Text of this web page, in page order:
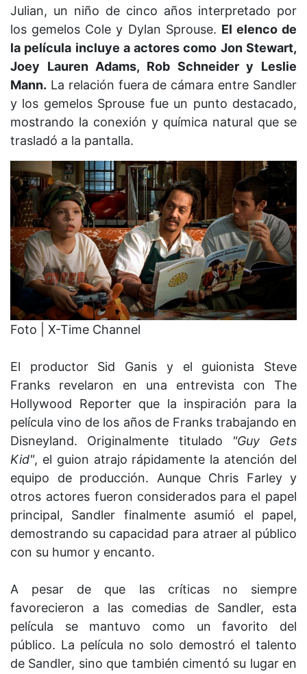
Julian, un niño de cinco años interpretado por
los gemelos Cole y Dylan Sprouse. El elenco de
la película incluye a actores como Jon Stewart,
Joey Lauren Adams, Rob Schneider y Leslie
Mann. La relación fuera de cámara entre Sandler
y los gemelos Sprouse fue un punto destacado,
mostrando la conexión y química natural que se
trasladó a la pantalla.
Foto | X-Time Channel
El productor Sid Ganis y el guionista Steve
Franks revelaron en una entrevista con The
Hollywood Reporter que la inspiración para la
película vino de los años de Franks trabajando en
Disneyland. Originalmente titulado
"Guy Gets
Kid", el guion atrajo rápidamente la atención del
equipo de producción. Aunque Chris Farley y
otros actores fueron considerados para el papel
principal, Sandler finalmente asumió el papel,
demostrando su capacidad para atraer al público
con su humor y encanto.
A pesar de que las críticas no siempre
favorecieron a las comedias de Sandler, esta
película se mantuvo como un favorito del
público. La película no solo demostró el talento
de Sandler, sino que también cimentó su lugar en